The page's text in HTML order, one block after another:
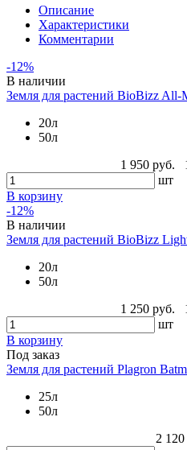
Описание
Характеристики
Комментарии
-12%
В наличии
Земля для растений BioBizz All-
20л
50л
1 950 руб.
шт
В корзину
-12%
В наличии
Земля для растений BioBizz
20л
50л
1 250 руб.
шт
В корзину
Под заказ
Земля для растений Plagron
25л
50л
2